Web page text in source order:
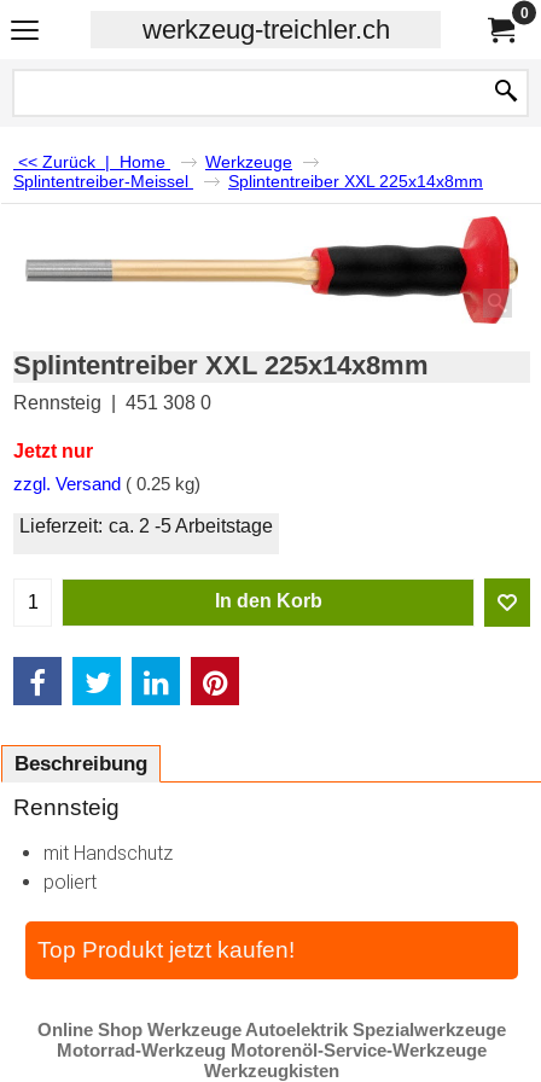
werkzeug-treichler.ch
0
<< Zurück | Home
Werkzeuge
Splintentreiber-Meissel
Splintentreiber XXL 225x14x8mm
Splintentreiber XXL 225x14x8mm
Rennsteig 451 308 0
Jetzt nur
zzgl. Versand 0.25 kg
Lieferzeit: ca. 2 -5 Arbeitstage
In den Korb
Beschreibung
Rennsteig
mit Handschutz
poliert
Top Produkt jetzt kaufen!
Online Shop Werkzeuge Autoelektrik Spezialwerkzeuge
Motorrad-Werkzeug Motorenöl-Service-Werkzeuge
Werkzeugkisten